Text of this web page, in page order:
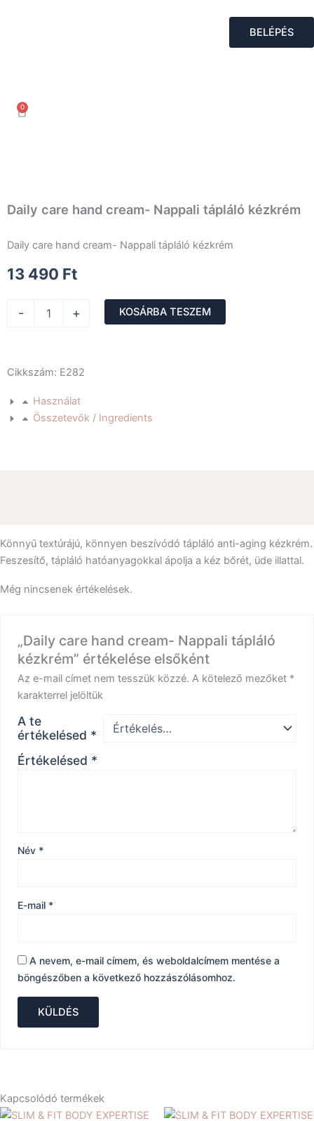
BELÉPÉS
0
Kosár
Daily care hand cream- Nappali tápláló kézkrém
Daily care hand cream- Nappali tápláló kézkrém
13 490 Ft
-
tápláló
mennyiség
+ KOSÁRBA TESZEM
Cikkszám: E282
Használat
Összetevők / Ingredients
Könnyű textúrájú, könnyen beszívódó tápláló anti-aging kézkrém.
Feszesítő, tápláló hatóanyagokkal ápolja a kéz bőrét, üde illattal.
Még nincsenek értékelések.
„Daily care hand cream- Nappali tápláló
kézkrém” értékelése elsőként
Az e-mail címet nem tesszük közzé. A kötelező mezőket *
karakterrel jelöltük
A te
értékelésed *
Értékelésed *
Név *
E-mail *
A nevem, e-mail címem, és weboldalcímem mentése a
böngészőben a következő hozzászólásomhoz.
Kapcsolódó termékek